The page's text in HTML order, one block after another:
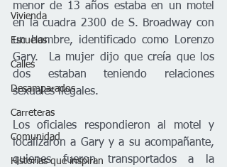
Vivienda
Escuelas
Calles
Desamparados
Carreteras
Comunidad
Historias que inspiran
menor de 13 años estaba en un motel
en la cuadra 2300 de S. Broadway con
un hombre, identificado como Lorenzo
Gary.  La mujer dijo que creía que los
dos estaban teniendo relaciones
sexuales ilegales.
Los oficiales respondieron al motel y
localizaron a Gary y a su acompañante,
quienes fueron transportados a la